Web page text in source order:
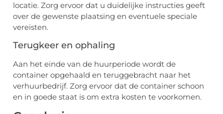
locatie. Zorg ervoor dat u duidelijke instructies geeft
over de gewenste plaatsing en eventuele speciale
vereisten.
Terugkeer en ophaling
Aan het einde van de huurperiode wordt de
container opgehaald en teruggebracht naar het
verhuurbedrijf. Zorg ervoor dat de container schoon
en in goede staat is om extra kosten te voorkomen.